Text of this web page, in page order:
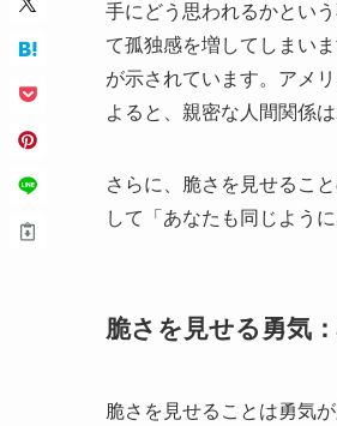
手にどう思われるかとい
て孤独感を増してしまい
が示されています。アメ
よると、親密な人間関係
さらに、脆さを見せるこ
して「あなたも同じよう
脆さを見せる勇気
脆さを見せることは勇気